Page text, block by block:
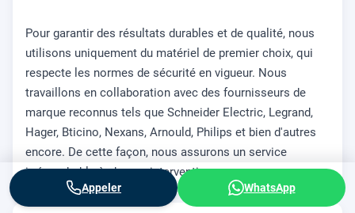
Pour garantir des résultats durables et de qualité, nous
utilisons uniquement du matériel de premier choix, qui
respecte les normes de sécurité en vigueur. Nous
travaillons en collaboration avec des fournisseurs de
marque reconnus tels que Schneider Electric, Legrand,
Hager, Bticino, Nexans, Arnould, Philips et bien d'autres
encore. De cette façon, nous assurons un service
irréprochable à chaque intervention.
Appeler WhatsApp